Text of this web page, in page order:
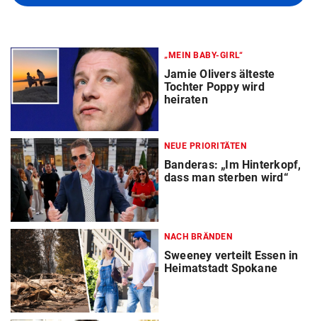
„MEIN BABY-GIRL“
Jamie Olivers älteste
Tochter Poppy wird
heiraten
NEUE PRIORITÄTEN
Banderas: „Im Hinterkopf,
dass man sterben wird“
NACH BRÄNDEN
Sweeney verteilt Essen in
Heimatstadt Spokane